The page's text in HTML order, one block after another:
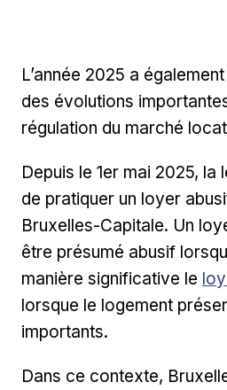
L’année 2025 a
des évolutions
régulation du marché
Depuis le 1er mai 2025, la
de pratiquer un loyer
Bruxelles-Capitale. Un
être présumé abusif
manière significative le
lorsque le logement
importants.
Dans ce contexte,